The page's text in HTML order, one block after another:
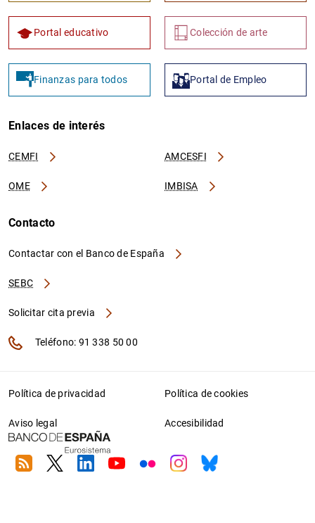
Portal educativo Colección de arte
Finanzas para todos Portal de Empleo
Enlaces de interés
CEMFI AMCESFI
OME IMBISA
Contacto
Contactar con el Banco de España
SEBC
Solicitar cita previa
Teléfono: 91 338 50 00
Política de privacidad Política de cookies
Aviso legal Accesibilidad
RSS TwitterLinkedin
YoutubeFlickrInstagram
Bluesky